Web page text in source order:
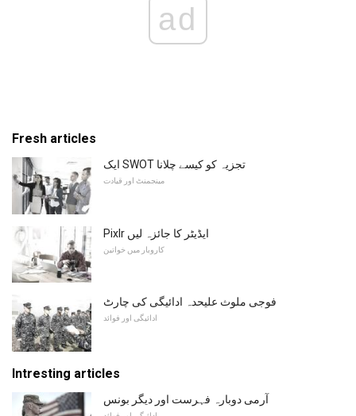
ad
Fresh articles
ایک SWOT تجزیہ کو کیسے چلانا
مینجمنٹ اور قیادت
Pixlr ایڈیٹر کا جائزہ لیں
کاروبار میں خواتین
فوجی ملوث علیحدہ ادائیگی کی چارٹ
ادائیگی اور فوائد
Intresting articles
آرمی دوبارہ فہرست اور دیگر بونس